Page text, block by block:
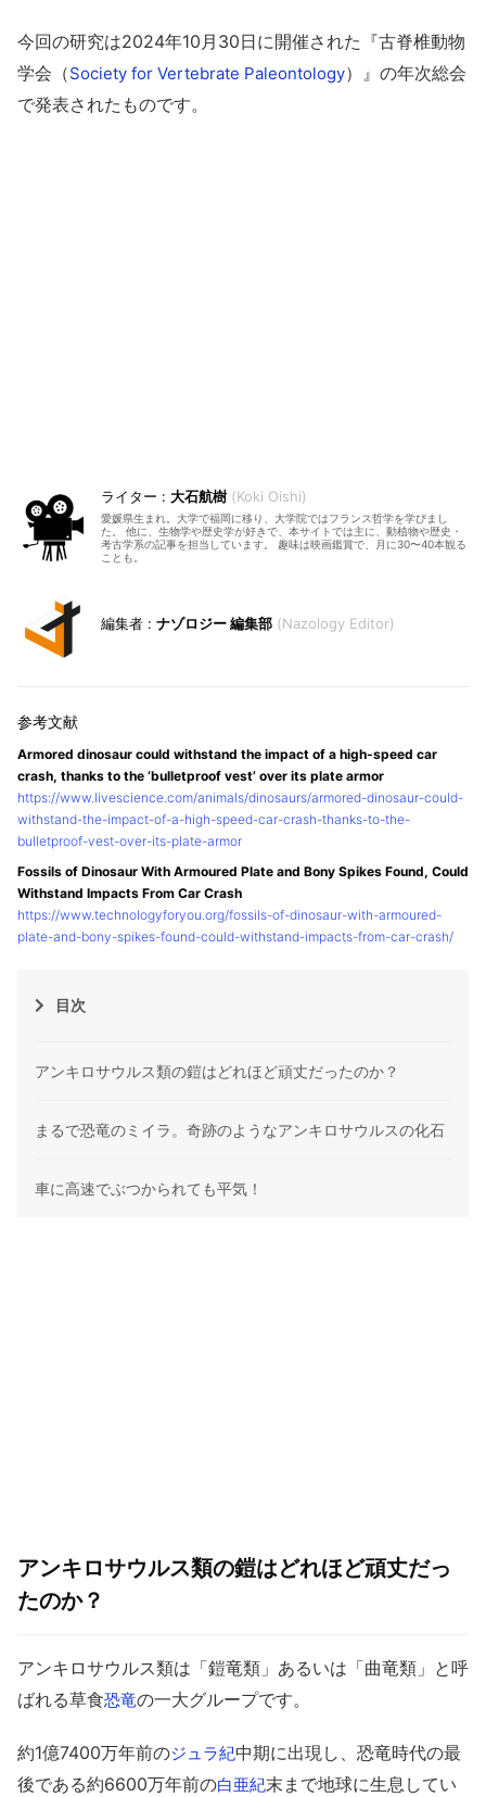
今回の研究は2024年10月30日に開催された『古脊椎動物
学会（Society for Vertebrate Paleontology）』の年次総会
で発表されたものです。
大石航樹 Koki Oishi
愛媛県生まれ。大学で福岡に移り、大学院ではフランス哲学を学びまし
た。 他に、生物学や歴史学が好きで、本サイトでは主に、動植物や歴史・
考古学系の記事を担当しています。 趣味は映画鑑賞で、月に30〜40本観る
ことも。
ナゾロジー 編集部 Nazology Editor
Armored dinosaur could withstand the impact of a high-speed car
crash, thanks to the ‘bulletproof vest’ over its plate armor
https://www.livescience.com/animals/dinosaurs/armored-dinosaur-could-
withstand-the-impact-of-a-high-speed-car-crash-thanks-to-the-
bulletproof-vest-over-its-plate-armor
Fossils of Dinosaur With Armoured Plate and Bony Spikes Found, Could
Withstand Impacts From Car Crash
https://www.technologyforyou.org/fossils-of-dinosaur-with-armoured-
plate-and-bony-spikes-found-could-withstand-impacts-from-car-crash/
目次
アンキロサウルス類の鎧はどれほど頑丈だったのか？
まるで恐竜のミイラ。奇跡のようなアンキロサウルスの化石
車に高速でぶつかられても平気！
アンキロサウルス類の鎧はどれほど頑丈だっ
たのか？
アンキロサウルス類は「鎧竜類」あるいは「曲竜類」と呼
ばれる草食恐竜の一大グループです。
約1億7400万年前のジュラ紀中期に出現し、恐竜時代の最
後である約6600万年前の白亜紀末まで地球に生息してい